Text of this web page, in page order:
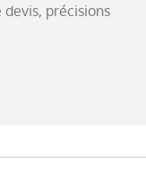
avec réplication
android auto et
de vitesse
précisions